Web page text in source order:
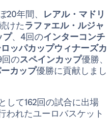
20年間、 レアル・マドリ
けたラファエル・ルジャ
プ、4回のインターコンチ
ッパカップウィナーズカ
のスペインカップ優勝、
カップ優勝に貢献しまし
して162回の試合に出場
われたユーロバスケット